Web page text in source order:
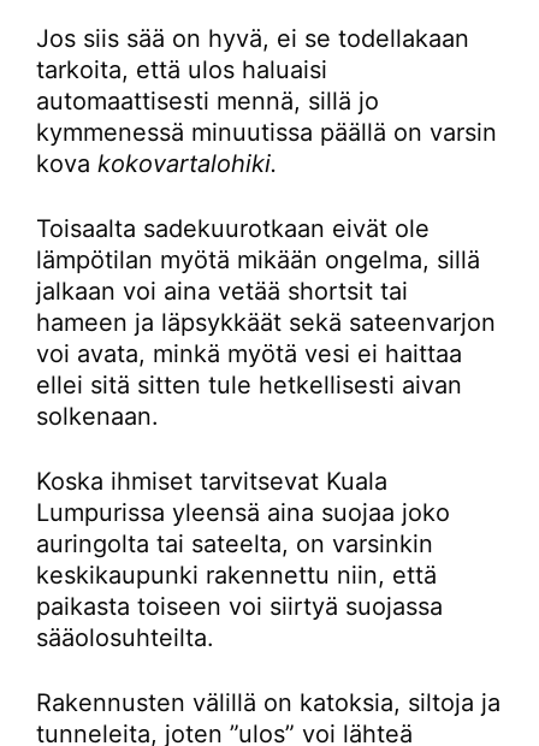
Jos siis sää on hyvä, ei se todellakaan
tarkoita, että ulos haluaisi
automaattisesti mennä, sillä jo
kymmenessä minuutissa päällä on varsin
kova kokovartalohiki.
Toisaalta sadekuurotkaan eivät ole
lämpötilan myötä mikään ongelma, sillä
jalkaan voi aina vetää shortsit tai
hameen ja läpsykkäät sekä sateenvarjon
voi avata, minkä myötä vesi ei haittaa
ellei sitä sitten tule hetkellisesti aivan
solkenaan.
Koska ihmiset tarvitsevat Kuala
Lumpurissa yleensä aina suojaa joko
auringolta tai sateelta, on varsinkin
keskikaupunki rakennettu niin, että
paikasta toiseen voi siirtyä suojassa
sääolosuhteilta.
Rakennusten välillä on katoksia, siltoja ja
tunneleita, joten ”ulos” voi lähteä